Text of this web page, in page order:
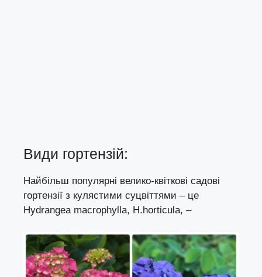
Види гортензій:
Найбільш популярні велико-квіткові садові
гортензії з кулястими суцвіттями – це
Hydrangea macrophylla, H.horticula, –